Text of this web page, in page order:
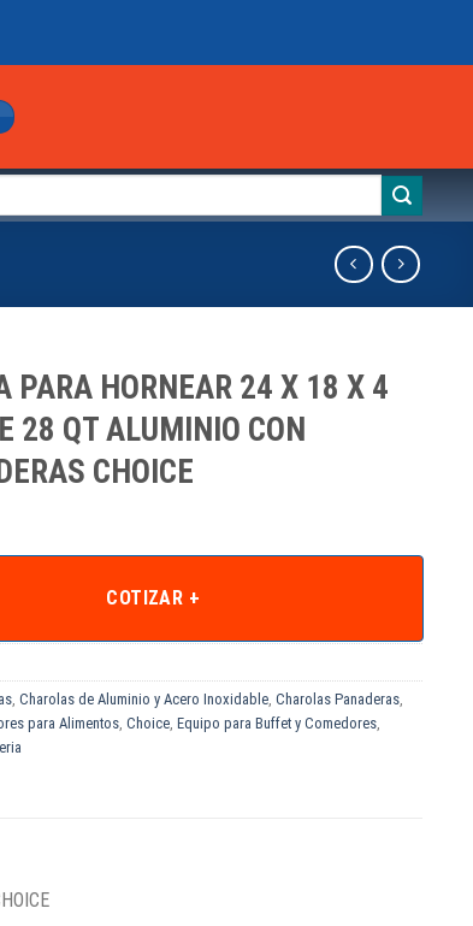
PARA HORNEAR 24 X 18 X 4
28 QT ALUMINIO CON
CHOICE
COTIZAR +
, Charolas de Aluminio y Acero Inoxidable, Charolas Panaderas,
para Alimentos, Choice, Equipo para Buffet y Comedores,